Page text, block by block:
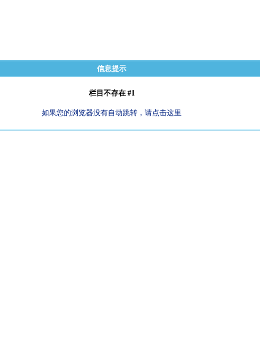
信息提示
栏目不存在 #1
如果您的浏览器没有自动跳转，请点击这里